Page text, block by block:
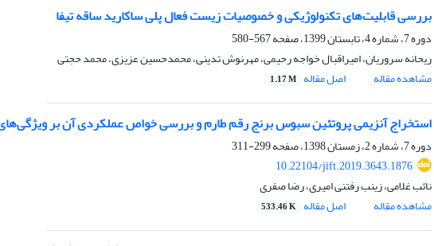
بررسی قابلیت‌های تکنولوژیکی و خصوصیات زیست فعال پلی ساکارید ساقه تیفا
دوره 7، شماره 4، تابستان 1399، صفحه
567-580
ریحانه سروریان، امیراقبال خواجه رحیمی، مهرنوش تدینی، محمدحسین عزیزی، محمد حجتی
مشاهده مقاله
اصل مقاله 1.17 M
استخراج آنزیمی پروتئین سبوس برنج رقم طارم و بررسی خواص عملکردی آن بر
دوره 7، شماره 2، زمستان 1398، صفحه
299-311
10.22104/jift.2019.3643.1876
نائب غلامی، زینب رفتنی امیری، رضا صفری
مشاهده مقاله
اصل مقاله 533.46 K